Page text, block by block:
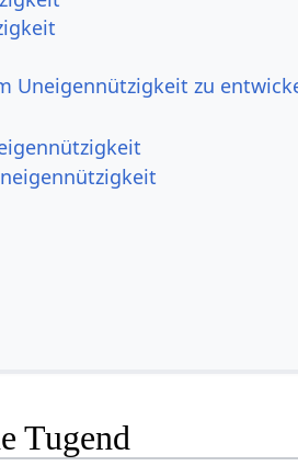
Uneigennützigkeit zu
Tugend